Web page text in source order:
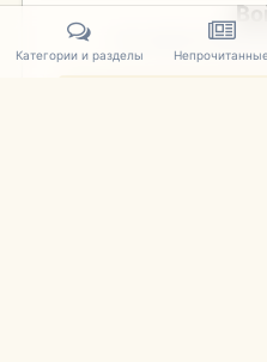
Уже
Категории и разделы